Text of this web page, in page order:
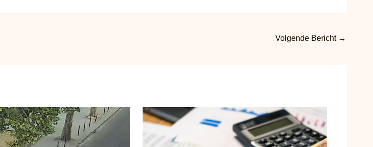
Volgende Bericht →